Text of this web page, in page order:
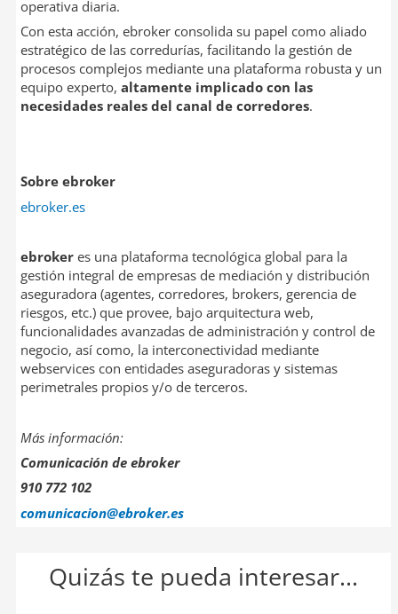
operativa diaria.
Con esta acción, ebroker consolida su papel como aliado
estratégico de las corredurías, facilitando la gestión de
procesos complejos mediante una plataforma robusta y un
equipo experto, altamente implicado con las
necesidades reales del canal de corredores.
Sobre ebroker
ebroker.es
ebrokeres una plataforma tecnológica global para la
gestión integral de empresas de mediación y distribución
aseguradora (agentes, corredores, brokers, gerencia de
riesgos, etc.) que provee, bajo arquitectura web,
funcionalidades avanzadas de administración y control de
negocio, así como, la interconectividad mediante
webservices con entidades aseguradoras y sistemas
perimetrales propios y/o de terceros.
Más información:
Comunicación de ebroker
910 772 102
comunicacion@ebroker.es
Quizás te pueda interesar...